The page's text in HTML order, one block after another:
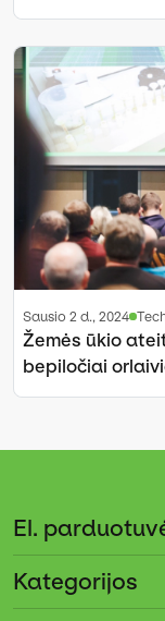
sausio 2 d., 2024
Žemės ūkio
bepiločiai
El.
Kategorijos